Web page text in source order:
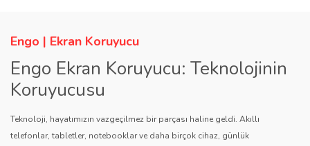
Engo | Ekran Koruyucu
Engo Ekran Koruyucu: Teknolojinin
Koruyucusu
Teknoloji, hayatımızın vazgeçilmez bir parçası haline geldi. Akıllı
telefonlar, tabletler, notebooklar ve daha birçok cihaz, günlük